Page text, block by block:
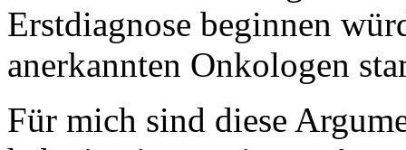
Erstdiagnose beginnen
anerkannten Onkologen
Für mich sind diese